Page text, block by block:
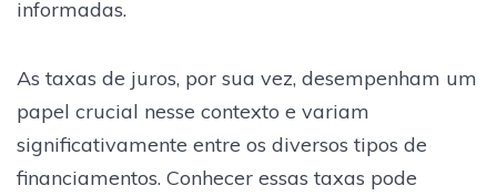
informadas.
As taxas de juros, por sua vez, desempenham um
papel crucial nesse contexto e variam
significativamente entre os diversos tipos de
financiamentos. Conhecer essas taxas pode